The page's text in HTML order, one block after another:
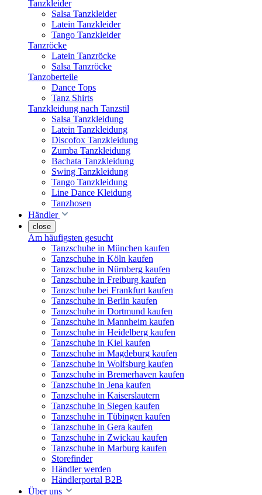
Tanzkleider
Salsa Tanzkleider
Latein Tanzkleider
Tango Tanzkleider
Tanzröcke
Latein Tanzröcke
Salsa Tanzröcke
Tanzoberteile
Dance Tops
Tanz Shirts
Tanzkleidung nach Tanzstil
Salsa Tanzkleidung
Latein Tanzkleidung
Discofox Tanzkleidung
Zumba Tanzkleidung
Bachata Tanzkleidung
Swing Tanzkleidung
Tango Tanzkleidung
Line Dance Kleidung
Tanzhosen
Händler
close
Am häufigsten gesucht
Tanzschuhe in München kaufen
Tanzschuhe in Köln kaufen
Tanzschuhe in Nürnberg kaufen
Tanzschuhe in Freiburg kaufen
Tanzschuhe bei Frankfurt kaufen
Tanzschuhe in Berlin kaufen
Tanzschuhe in Dortmund kaufen
Tanzschuhe in Mannheim kaufen
Tanzschuhe in Heidelberg kaufen
Tanzschuhe in Kiel kaufen
Tanzschuhe in Magdeburg kaufen
Tanzschuhe in Wolfsburg kaufen
Tanzschuhe in Bremerhaven kaufen
Tanzschuhe in Jena kaufen
Tanzschuhe in Kaiserslautern
Tanzschuhe in Siegen kaufen
Tanzschuhe in Tübingen kaufen
Tanzschuhe in Gera kaufen
Tanzschuhe in Zwickau kaufen
Tanzschuhe in Marburg kaufen
Storefinder
Händler werden
Händlerportal B2B
Über uns